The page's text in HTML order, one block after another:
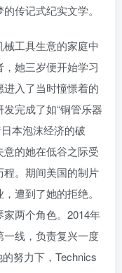
传记式纪实文学。
工具生意的家庭中
她三岁便开始学习
入了当时憧憬着的
完成了如“铜管乐器
本泡沫经济的破
的她在低谷之际受
。期间美国的制片
遭到了她的拒绝。
两个角色。2014年
线，负责复兴一度
努力下，Technics